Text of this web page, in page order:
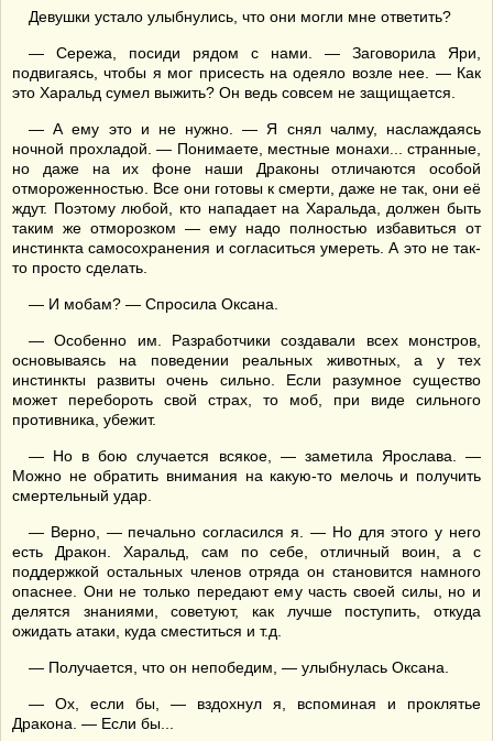
Девушки устало улыбнулись, что они могли мне ответить?
— Сережа, посиди рядом с нами. — Заговорила Яри,
подвигаясь, чтобы я мог присесть на одеяло возле нее. — Как
это Харальд сумел выжить? Он ведь совсем не защищается.
— А ему это и не нужно. — Я снял чалму, наслаждаясь
ночной прохладой. — Понимаете, местные монахи... странные,
но даже на их фоне наши Драконы отличаются особой
отмороженностью. Все они готовы к смерти, даже не так, они её
ждут. Поэтому любой, кто нападает на Харальда, должен быть
таким же отморозком — ему надо полностью избавиться от
инстинкта самосохранения и согласиться умереть. А это не так-
то просто сделать.
— И мобам? — Спросила Оксана.
— Особенно им. Разработчики создавали всех монстров,
основываясь на поведении реальных животных, а у тех
инстинкты развиты очень сильно. Если разумное существо
может перебороть свой страх, то моб, при виде сильного
противника, убежит.
— Но в бою случается всякое, — заметила Ярослава. —
Можно не обратить внимания на какую-то мелочь и получить
смертельный удар.
— Верно, — печально согласился я. — Но для этого у него
есть Дракон. Харальд, сам по себе, отличный воин, а с
поддержкой остальных членов отряда он становится намного
опаснее. Они не только передают ему часть своей силы, но и
делятся знаниями, советуют, как лучше поступить, откуда
ожидать атаки, куда сместиться и т.д.
— Получается, что он непобедим, — улыбнулась Оксана.
— Ох, если бы, — вздохнул я, вспоминая и проклятье
Дракона. — Если бы...